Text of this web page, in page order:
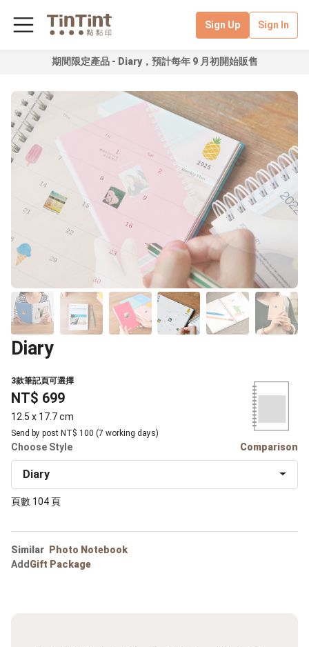
Sign Up Sign In
期間限定產品 - Diary，預計每年 9 月初開始販售
Diary
3款筆記頁可選擇
NT$ 699
12.5 x 17.7 cm
Send by post NT$ 100 (7 working days)
Choose Style Comparison
Diary
頁數 104 頁
Similar Photo Notebook
AddGift Package